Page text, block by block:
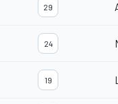
29
24
19